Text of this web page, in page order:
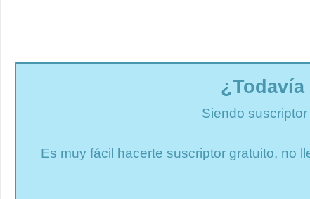
Siendo
Es muy fácil hacerte suscriptor gratuito, no